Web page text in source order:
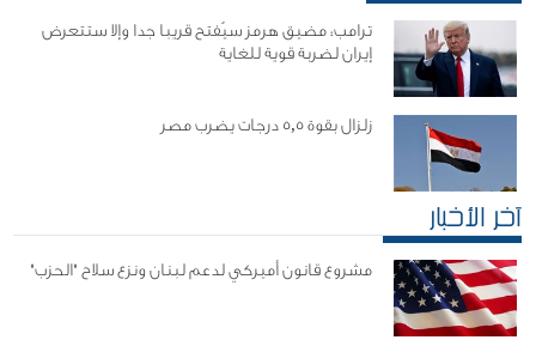
ترامب: مضيق هرمز سيُفتح قريبا جدا وإلا ستتعرض
إيران لضربة قوية للغاية
زلزال بقوة 5,5 درجات يضرب مصر
آخر الأخبار
مشروع قانون أميركي لدعم لبنان ونزع سلاح "الحزب"